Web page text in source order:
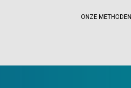
ONZE METHODEN